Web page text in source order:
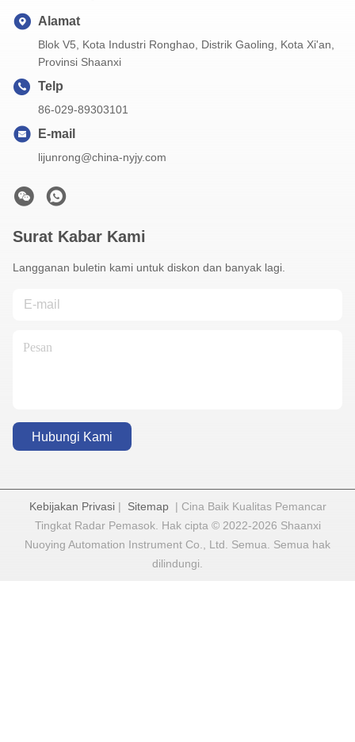
Alamat
Blok V5, Kota Industri Ronghao, Distrik Gaoling, Kota Xi'an,
Provinsi Shaanxi
Telp
86-029-89303101
E-mail
lijunrong@china-nyjy.com
Surat Kabar Kami
Langganan buletin kami untuk diskon dan banyak lagi.
Hubungi Kami
Kebijakan Privasi| Sitemap| Cina Baik Kualitas Pemancar
Tingkat Radar Pemasok. Hak cipta © 2022-2026 Shaanxi
Nuoying Automation Instrument Co., Ltd. Semua. Semua hak
dilindungi.